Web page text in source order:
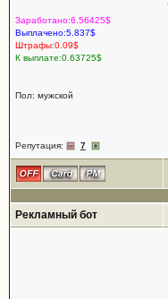
Заработано:6.56425$
Выплачено:5.837$
Штрафы:0.09$
К выплате:0.63725$
Пол: мужской
Репутация: 7
Рекламный бот